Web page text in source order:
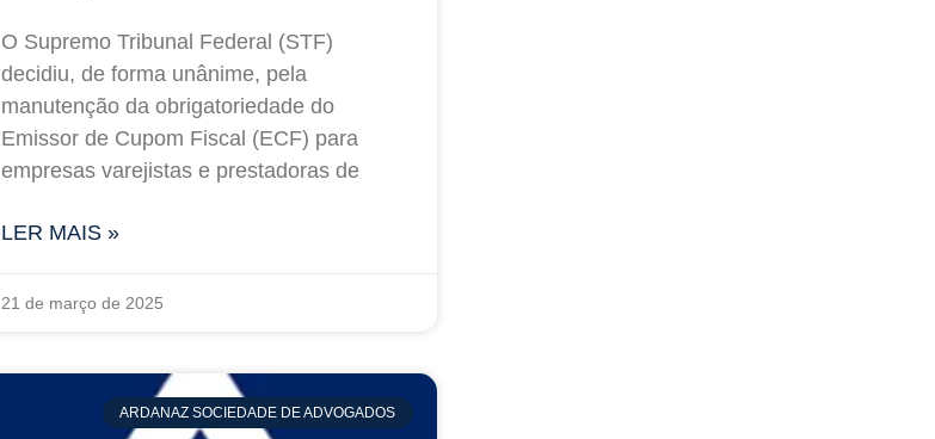
O Supremo Tribunal Federal (STF)
decidiu, de forma unânime, pela
manutenção da obrigatoriedade do
Emissor de Cupom Fiscal (ECF) para
empresas varejistas e prestadoras de
LER MAIS »
21 de março de 2025
ARDANAZ SOCIEDADE DE ADVOGADOS